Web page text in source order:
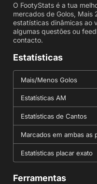
O FootyStats é a tua
mercados de Golos, Mais
estatísticas dinâmicas ao
algumas questões ou
contacto.
Estatísticas
Mais/Menos Golos
Estatísticas AM
Estatísticas de Cantos
Marcados em ambas as
Estatísticas placar exato
Ferramentas